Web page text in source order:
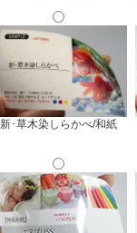
新･草木染しらかべ/和紙